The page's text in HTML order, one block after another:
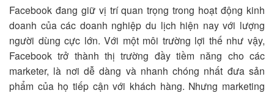
Facebook đang giữ vị trí quan trọng trong hoạt động kinh
doanh của các doanh nghiệp du lịch hiện nay với lượng
người dùng cực lớn. Với một môi trường lợi thế như vậy,
Facebook trở thành thị trường đầy tiềm năng cho các
marketer, là nơi dễ dàng và nhanh chóng nhất đưa sản
phẩm của họ tiếp cận với khách hàng. Nhưng marketing